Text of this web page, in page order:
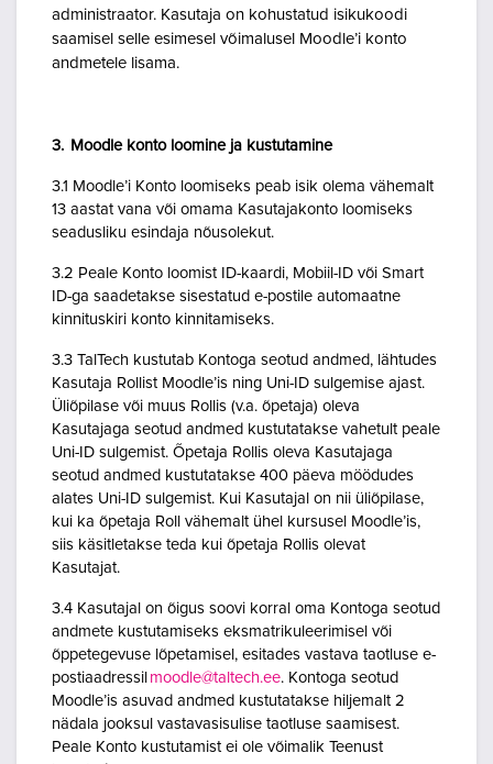
administraator. Kasutaja on kohustatud isikukoodi
saamisel selle esimesel võimalusel Moodle’i konto
andmetele lisama.
3. Moodle konto loomine ja kustutamine
3.1 Moodle’i Konto loomiseks peab isik olema vähemalt
13 aastat vana või omama Kasutajakonto loomiseks
seadusliku esindaja nõusolekut.
3.2 Peale Konto loomist ID-kaardi, Mobiil-ID või Smart
ID-ga saadetakse sisestatud e-postile automaatne
kinnituskiri konto kinnitamiseks.
3.3 TalTech kustutab Kontoga seotud andmed, lähtudes
Kasutaja Rollist Moodle’is ning Uni-ID sulgemise ajast.
Üliõpilase või muus Rollis (v.a. õpetaja) oleva
Kasutajaga seotud andmed kustutatakse vahetult peale
Uni-ID sulgemist. Õpetaja Rollis oleva Kasutajaga
seotud andmed kustutatakse 400 päeva möödudes
alates Uni-ID sulgemist. Kui Kasutajal on nii üliõpilase,
kui ka õpetaja Roll vähemalt ühel kursusel Moodle’is,
siis käsitletakse teda kui õpetaja Rollis olevat
Kasutajat.
3.4 Kasutajal on õigus soovi korral oma Kontoga seotud
andmete kustutamiseks eksmatrikuleerimisel või
õppetegevuse lõpetamisel, esitades vastava taotluse e-
postiaadressil moodle@taltech.ee. Kontoga seotud
Moodle’is asuvad andmed kustutatakse hiljemalt 2
nädala jooksul vastavasisulise taotluse saamisest.
Peale Konto kustutamist ei ole võimalik Teenust